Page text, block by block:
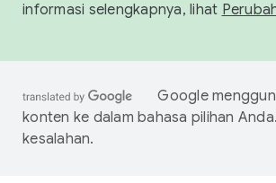
informasi selengkapnya, lihat
Google
konten ke dalam bahasa pilihan
kesalahan.